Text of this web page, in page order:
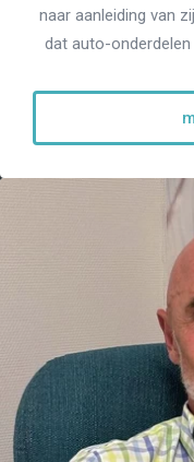
naar aanleiding van
dat auto-